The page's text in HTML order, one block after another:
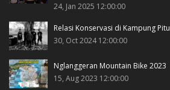
24, Jan 2025 12:00:00
Relasi Konservasi di Kampung Pitu
30, Oct 2024 12:00:00
Nglanggeran Mountain Bike 2023
15, Aug 2023 12:00:00